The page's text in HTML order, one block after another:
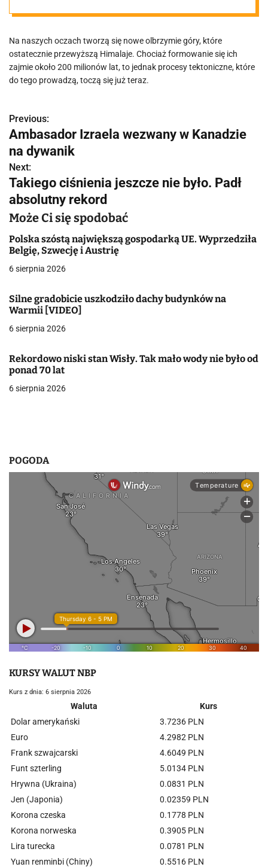
łańcuch górski
Na naszych oczach tworzą się nowe olbrzymie góry, które
ostatecznie przewyższą Himalaje. Chociaż formowanie się ich
zajmie około 200 milionów lat, to jednak procesy tektoniczne, które
do tego prowadzą, toczą się już teraz.
N
a
w
i
g
a
c
a
w
i
s
Previous:
Ambasador Izraela wezwany w Kanadzie
na dywanik
Next:
Takiego ciśnienia jeszcze nie było. Padł
absolutny rekord
Może Ci się spodobać
Polska szóstą największą gospodarką UE. Wyprzedziła
Belgię, Szwecję i Austrię
6 sierpnia 2026
Silne gradobicie uszkodziło dachy budynków na
Warmii [VIDEO]
6 sierpnia 2026
Rekordowo niski stan Wisły. Tak mało wody nie było od
ponad 70 lat
6 sierpnia 2026
POGODA
KURSY WALUT NBP
Kurs z dnia: 6 sierpnia 2026
Waluta
Kurs
Dolar amerykański
3.7236 PLN
Euro
4.2982 PLN
Frank szwajcarski
4.6049 PLN
Funt szterling
5.0134 PLN
Hrywna (Ukraina)
0.0831 PLN
Jen (Japonia)
0.02359 PLN
Korona czeska
0.1778 PLN
Korona norweska
0.3905 PLN
Lira turecka
0.0781 PLN
Yuan renminbi (Chiny)
0.5516 PLN